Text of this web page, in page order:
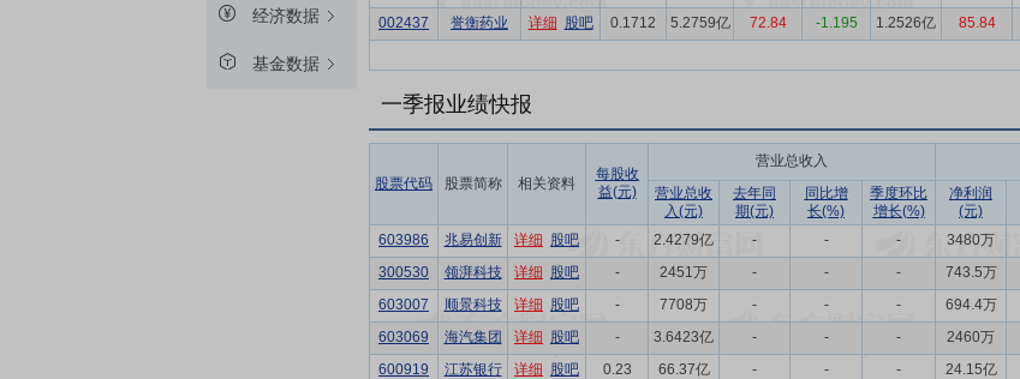
经济数据
基金数据
002437
誉衡药业 详细 股吧 0.1712 5.2759亿 72.84 -1.195 1.2526亿 85.84
一季报业绩快报
股票代码 股票简称 相关资料
每股收
益(元)
营业总收入
营业总收
入(元)
去年同
期(元)
同比增
长(%)
季度环比
增长(%)
净利润
(元)
603986
兆易创新 详细 股吧 - 2.4279亿 - - - 3480万
300530
领湃科技 详细 股吧 - 2451万 - - - 743.5万
603007
顺景科技 详细 股吧 - 7708万 - - - 694.4万
603069
海汽集团 详细 股吧 - 3.6423亿 - - - 2460万
600919
江苏银行 详细 股吧 0.23 66.37亿 - - - 24.15亿